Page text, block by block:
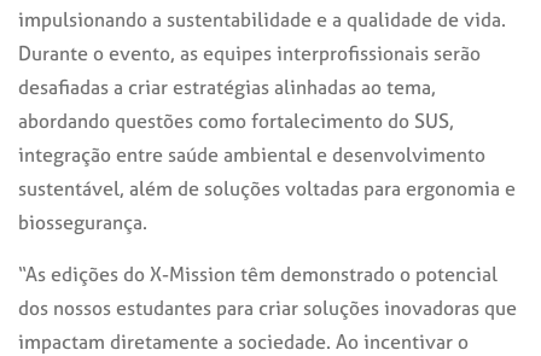
impulsionando a sustentabilidade e a qualidade de vida.
Durante o evento, as equipes interprofissionais serão
desafiadas a criar estratégias alinhadas ao tema,
abordando questões como fortalecimento do SUS,
integração entre saúde ambiental e desenvolvimento
sustentável, além de soluções voltadas para ergonomia e
biossegurança.
“As edições do X-Mission têm demonstrado o potencial
dos nossos estudantes para criar soluções inovadoras que
impactam diretamente a sociedade. Ao incentivar o